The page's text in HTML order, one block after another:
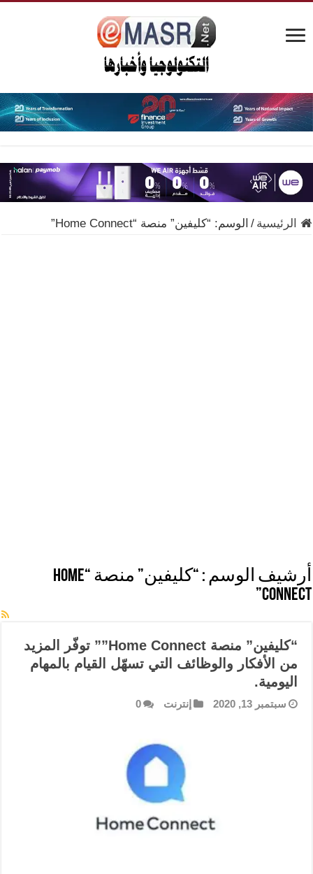
الرئيسية / الوسم: “كليفين” منصة “Home Connect”
أرشيف الوسم :
“كليفين” منصة “Home
Connect”
“كليفين” منصة Home Connect”” توفّر المزيد
من الأفكار والوظائف التي تسهّل القيام بالمهام
اليومية.
سبتمبر 13, 2020 إنترنت 0